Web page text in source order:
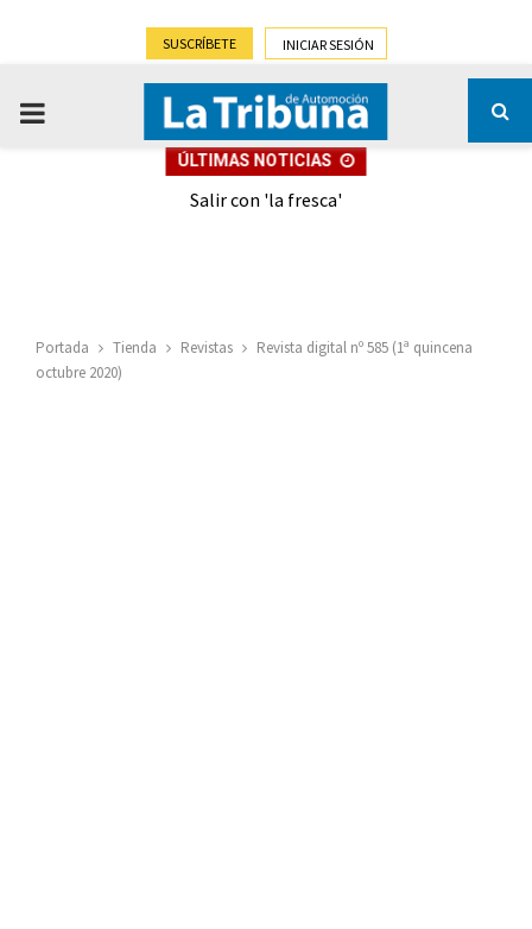
SUSCRÍBETE INICIAR SESIÓN
PRIMARY
ÚLTIMAS NOTICIAS
Salir con 'la fresca'
Portada Tienda Revistas
Revista digital nº 585 (1ª quincena
octubre 2020)